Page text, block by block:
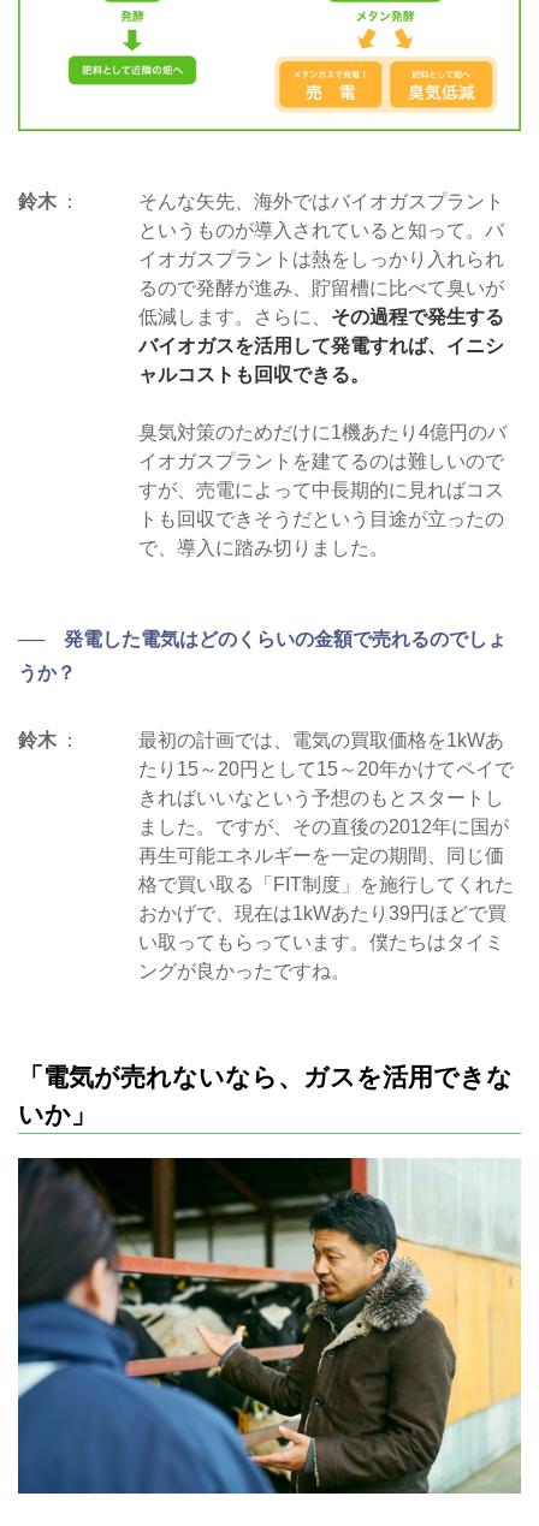
鈴木
そんな矢先、海外ではバイオガスプラント
というものが導入されていると知って。バ
イオガスプラントは熱をしっかり入れられ
るので発酵が進み、貯留槽に比べて臭いが
低減します。さらに、 その過程で発生する
バイオガスを活用して発電すれば、イニシ
ャルコストも回収できる。
臭気対策のためだけに1機あたり4億円のバ
イオガスプラントを建てるのは難しいので
すが、売電によって中長期的に見ればコス
トも回収できそうだという目途が立ったの
で、導入に踏み切りました。
── 発電した電気はどのくらいの金額で売れるのでしょ
うか？
鈴木
最初の計画では、電気の買取価格を1kWあ
たり15～20円として15～20年かけてペイで
きればいいなという予想のもとスタートし
ました。ですが、その直後の2012年に国が
再生可能エネルギーを一定の期間、同じ価
格で買い取る「FIT制度」を施行してくれた
おかげで、現在は1kWあたり39円ほどで買
い取ってもらっています。僕たちはタイミ
ングが良かったですね。
「電気が売れないなら、ガスを活用できな
いか」